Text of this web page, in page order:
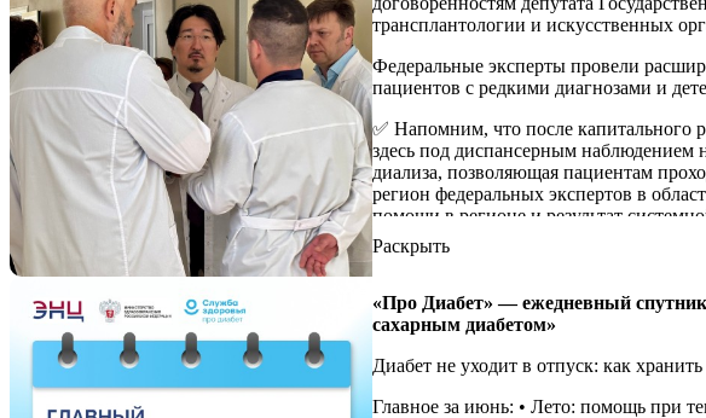
трансплантологии и искусственных
Федеральные эксперты провели
пациентов с редкими диагнозами и
✅ Напомним, что после капитального
здесь под диспансерным наблюдением
диализа, позволяющая пациентам
регион федеральных экспертов в
помощи в регионе и результат
#ОбластнаябольницаЕАО #МинздравРФ
Раскрыть
«Про Диабет» — ежедневный
сахарным диабетом»
Диабет не уходит в отпуск: как
Главное за июнь: • Лето: помощь при